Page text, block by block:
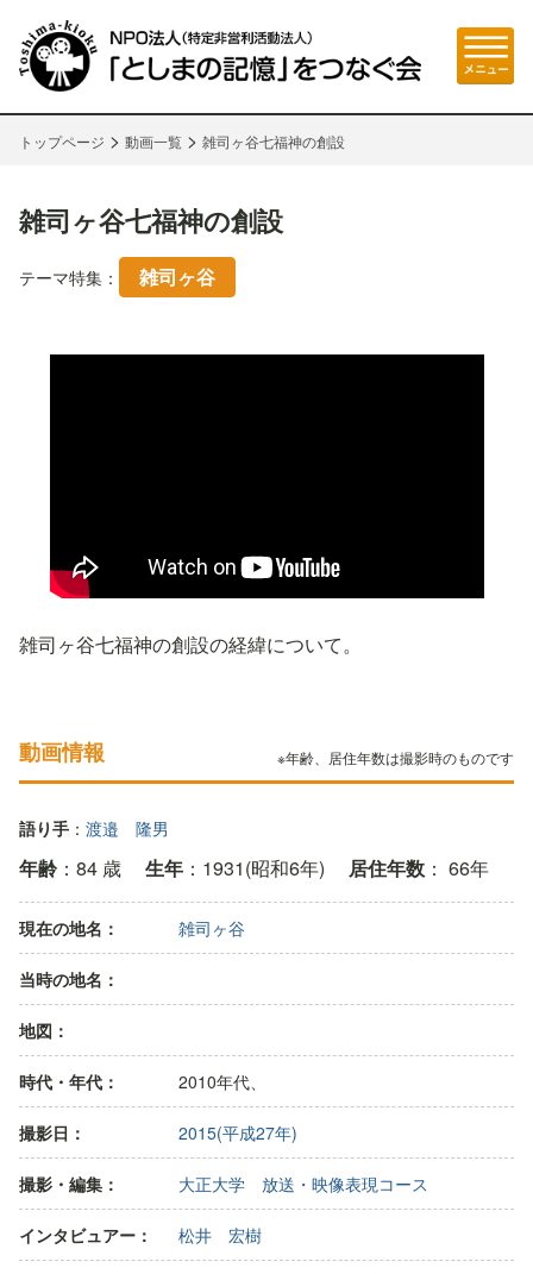
トップページ > 動画一覧 > 雑司ヶ谷七福神の創設
雑司ヶ谷七福神の創設
テーマ特集： 雑司ヶ谷
雑司ヶ谷七福神の創設の経緯について。
動画情報 ※年齢、居住年数は撮影時のものです
語り手 ： 渡邉 隆男
年齢 ：84 歳 生年 ：1931(昭和6年) 居住年数 ： 66年
現在の地名： 雑司ヶ谷
当時の地名：
地図：
時代・年代： 2010年代、
撮影日： 2015(平成27年)
撮影・編集： 大正大学 放送・映像表現コース
インタビュアー： 松井 宏樹